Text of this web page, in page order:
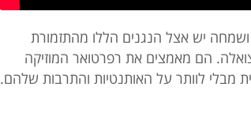
יש אצל הנגנים הללו מהתזמורת
הם מאמצים את רפרטואר המוזיקה
מבלי לוותר על האותנטיות והתרבות שלהם.